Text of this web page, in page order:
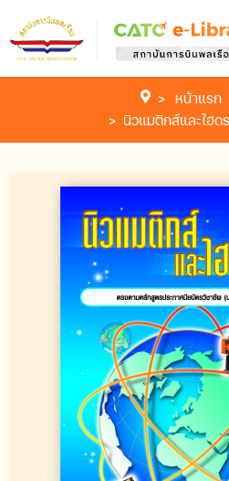
หน้าแรก
นิวแมติกส์และไฮด